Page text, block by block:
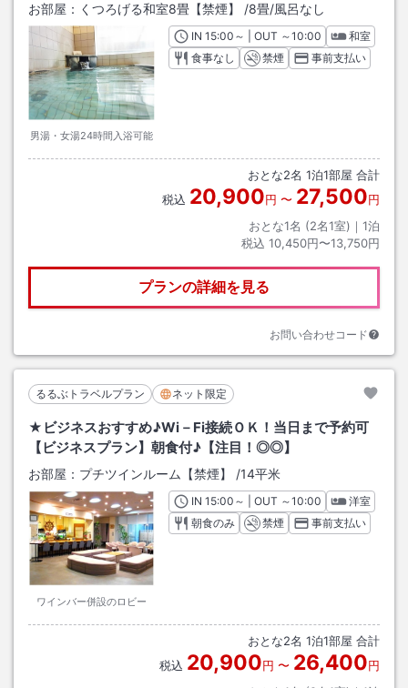
お部屋： くつろげる和室8畳【禁煙】 /8畳/風呂なし
男湯・女湯24時間入浴可能
INチェックイン
15:00 ～ | OUT チェックアウト
～10:00
和室
食事なし
禁煙 事前支払い
おとな2名 1泊1部屋 合計
税込 20,900円 〜 27,500円
おとな1名 (2名1室)｜ 1泊
税込 10,450円〜13,750円
プランの詳細を見る
お問い合わせコード
るるぶトラベルプラン ネット限定
★ビジネスおすすめ♪Wi－Fi接続ＯＫ！当日まで予約可
【ビジネスプラン】朝食付♪【注目！◎◎】
お部屋： プチツインルーム【禁煙】 /14平米
ワインバー併設のロビー
INチェックイン
15:00 ～ | OUT チェックアウト
～10:00
洋室
朝食のみ
禁煙 事前支払い
おとな2名 1泊1部屋 合計
税込 20,900円 〜 26,400円